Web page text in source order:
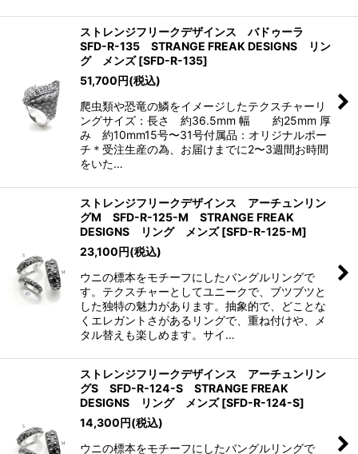
ストレンジフリークデザインス バドゥーラ
SFD-R-135 STRANGE FREAK DESIGNS リン
グ メンズ [SFD-R-135]
51,700円(税込)
爬虫類や恐竜の鱗をイメージしたテクスチャーリ
ングサイズ：長さ 約36.5mm 幅 約25mm 厚
み 約10mm15号〜31号付属品：オリジナルポー
チ＊受注生産の為、お届けまでに2〜3週間お時間
をいた…
ストレンジフリークデザインス アーチュンリン
グM SFD-R-125-M STRANGE FREAK
DESIGNS リング メンズ [SFD-R-125-M]
23,100円(税込)
ウニの標本をモチーフにしたバングルリングで
す。テクスチャーとしてユニークで、ブツブツと
した独特の魅力があります。抽象的で、どことな
くエレガントさがあるリングで、重ね付けや、メ
タル替えも楽しめます。サイ…
ストレンジフリークデザインス アーチュンリン
グS SFD-R-124-S STRANGE FREAK
DESIGNS リング メンズ [SFD-R-124-S]
14,300円(税込)
ウニの標本をモチーフにしたバングルリングで